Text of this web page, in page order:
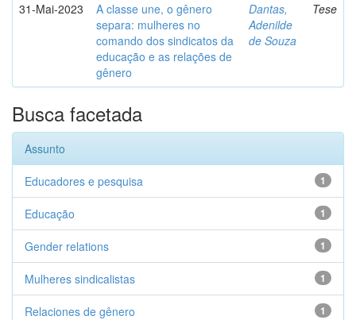
31-Mai-2023
A classe une, o gênero
separa: mulheres no
comando dos sindicatos da
educação e as relações de
gênero
Dantas,
Adenilde
de Souza
Tese
Busca facetada
Assunto
1
Educadores e pesquisa
1
Educação
1
Gender relations
1
Mulheres sindicalistas
1
Relaciones de gênero